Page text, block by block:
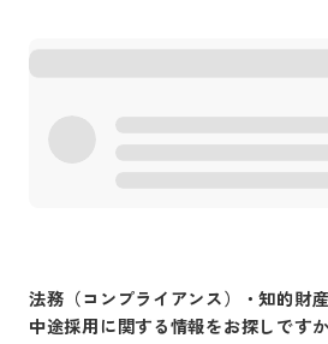
法務（コンプライアンス）・知的財
中途採用に関する情報をお探しです